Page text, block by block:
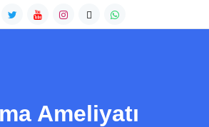
Ameliyatı